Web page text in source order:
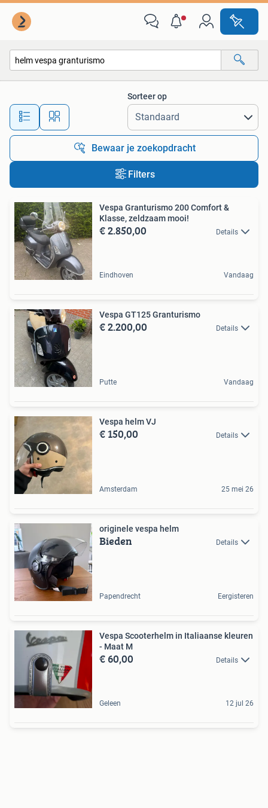
Alle afstanden…
Sorteer op
Bewaar je zoekopdracht
Filters
Vespa Granturismo 200 Comfort &
Klasse, zeldzaam mooi!
€ 2.850,00 Details
Eindhoven Vandaag
Vespa GT125 Granturismo
€ 2.200,00 Details
Putte Vandaag
Vespa helm VJ
€ 150,00 Details
Amsterdam 25 mei 26
originele vespa helm
Bieden Details
Papendrecht Eergisteren
Vespa Scooterhelm in Italiaanse kleuren
- Maat M
€ 60,00 Details
Geleen 12 jul 26